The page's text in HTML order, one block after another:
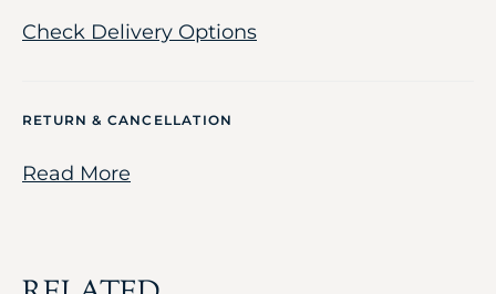
Check Delivery Options
RETURN & CANCELLATION
Read More